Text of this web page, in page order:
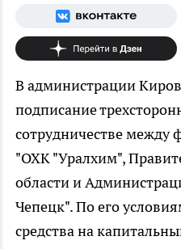
В администрации
подписание
сотрудничестве
"ОХК "Уралхим",
области и
Чепецк". По его
средства на